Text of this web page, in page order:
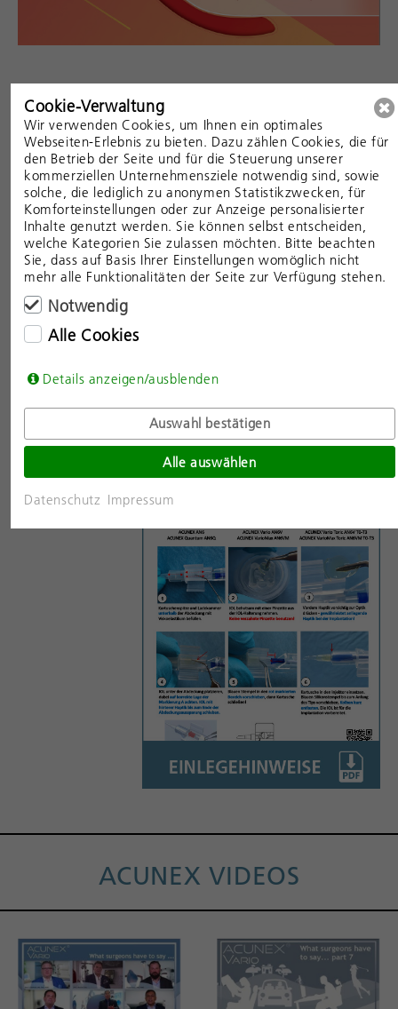
Laden des Injektors: Videoanleitung und
Einlegehinweise (PDF)
ACUNEX VIDEOS
Cookie-Verwaltung
Wir verwenden Cookies, um Ihnen ein optimales
Webseiten-Erlebnis zu bieten. Dazu zählen Cookies, die für
den Betrieb der Seite und für die Steuerung unserer
kommerziellen Unternehmensziele notwendig sind, sowie
solche, die lediglich zu anonymen Statistikzwecken, für
Komforteinstellungen oder zur Anzeige personalisierter
Inhalte genutzt werden. Sie können selbst entscheiden,
welche Kategorien Sie zulassen möchten. Bitte beachten
Sie, dass auf Basis Ihrer Einstellungen womöglich nicht
mehr alle Funktionalitäten der Seite zur Verfügung stehen.
Notwendig
Alle Cookies
Details anzeigen/ausblenden
Auswahl bestätigen
Alle auswählen
Datenschutz Impressum